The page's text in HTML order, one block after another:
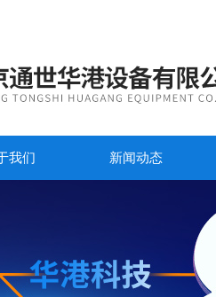
我们 新闻动态